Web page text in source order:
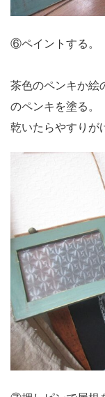
⑥ペイントする。
茶色のペンキか絵
のペンキを塗る。
乾いたらやすりが